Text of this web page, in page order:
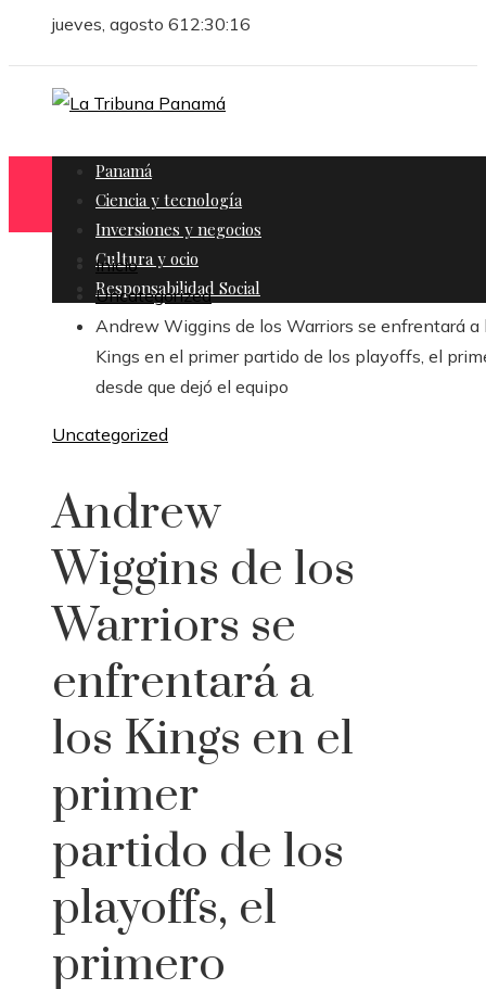
jueves, agosto 612:30:18
Panamá
Ciencia y tecnología
Inversiones y negocios
Cultura y ocio
Responsabilidad Social
Inicio
Uncategorized
Andrew Wiggins de los Warriors se enfrentará a
Kings en el primer partido de los playoffs, el
desde que dejó el equipo
Uncategorized
Andrew
Wiggins de los
Warriors se
enfrentará a
los Kings en el
primer
partido de los
playoffs, el
primero